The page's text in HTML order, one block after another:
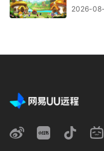
2026-